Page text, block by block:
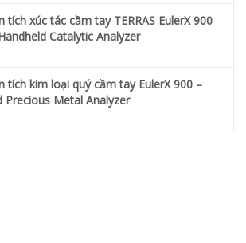
tích xúc tác cầm tay TERRAS EulerX 900
Catalytic Analyzer
tích kim loại quý cầm tay EulerX 900 –
Precious Metal Analyzer